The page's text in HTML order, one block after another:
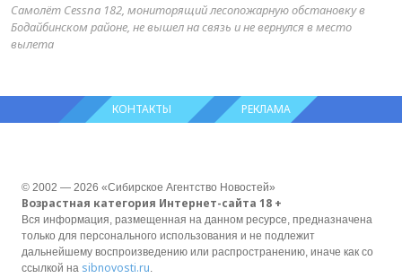
Самолёт Cessna 182, мониторящий лесопожарную обстановку в
Бодайбинском районе, не вышел на связь и не вернулся в место
вылета
КОНТАКТЫ РЕКЛАМА
© 2002 — 2026 «Сибирское Агентство Новостей»
Возрастная категория Интернет-сайта 18 +
Вся информация, размещенная на данном ресурсе, предназначена
только для персонального использования и не подлежит
дальнейшему воспроизведению или распространению, иначе как со
ссылкой на sibnovosti.ru